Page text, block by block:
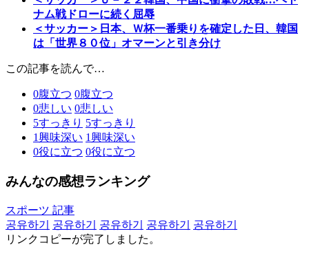
ナム戦ドローに続く屈辱
＜サッカー＞日本、Ｗ杯一番乗りを確定した日、韓国
は「世界８０位」オマーンと引き分け
この記事を読んで…
0腹立つ 0腹立つ
0悲しい 0悲しい
5すっきり 5すっきり
1興味深い 1興味深い
0役に立つ 0役に立つ
みんなの感想ランキング
スポーツ 記事
공유하기
공유하기 공유하기 공유하기
공유하기
リンクコピーが完了しました。